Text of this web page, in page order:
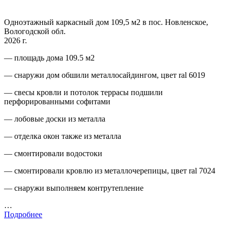
Одноэтажный каркасный дом 109,5 м2 в пос. Новленское,
Вологодской обл.
2026 г.
— площадь дома 109.5 м2
— снаружи дом обшили металлосайдингом, цвет ral 6019
— свесы кровли и потолок террасы подшили
перфорированными софитами
— лобовые доски из металла
— отделка окон также из металла
— смонтировали водостоки
— смонтировали кровлю из металлочерепицы, цвет ral 7024
— снаружи выполняем контрутепление
…
Подробнее